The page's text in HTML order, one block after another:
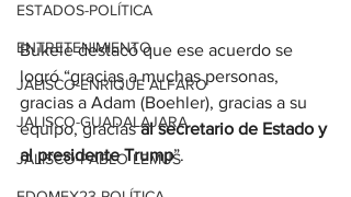
ESTADOS-POLÍTICA
ENTRETENIMIENTO
JALISCO-ENRIQUE ALFARO
JALISCO-GUADALAJARA
JALISCO-PABLO LEMUS
Bukele destacó que ese acuerdo se
logró “gracias a muchas personas,
gracias a Adam (Boehler), gracias a su
equipo, gracias al secretario de Estado y
al presidente Trump”.